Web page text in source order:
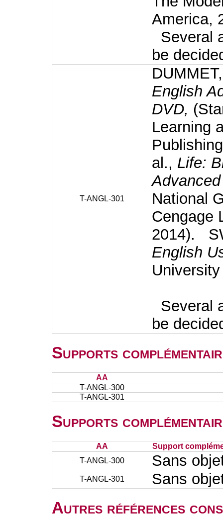
America,
Several
be
T-ANGL-301
English
DVD,
Learning
al., Life:
National
Cengage
2014).
English
Several
be
Supports
AA
T-ANGL-300
T-ANGL-301
Supports
AA
Support
T-ANGL-300
Sans
T-ANGL-301 Sans
Autres références